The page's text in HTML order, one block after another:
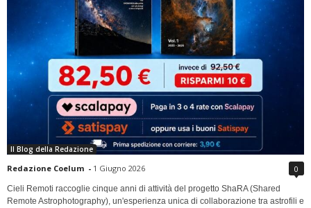
Il Blog della Redazione
Redazione Coelum - 1 Giugno 2026 0
Cieli Remoti raccoglie cinque anni di attività del progetto ShaRA (Shared
Remote Astrophotography), un'esperienza unica di collaborazione tra astrofili e